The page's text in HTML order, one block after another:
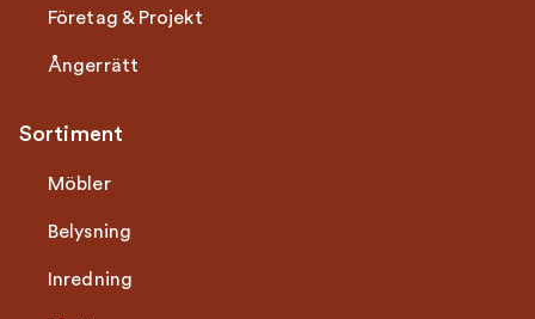
Företag & Projekt
Ångerrätt
Sortiment
Möbler
Belysning
Inredning